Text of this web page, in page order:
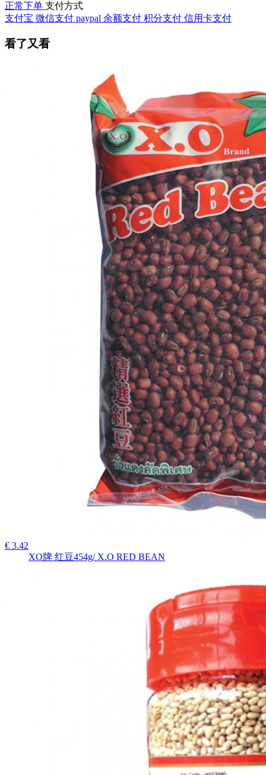
正常下单 支付方式
支付宝 微信支付 paypal 余额支付 积分支付 信用卡支付
看了又看
€ 3.42
XO牌 红豆454g/ X.O RED BEAN